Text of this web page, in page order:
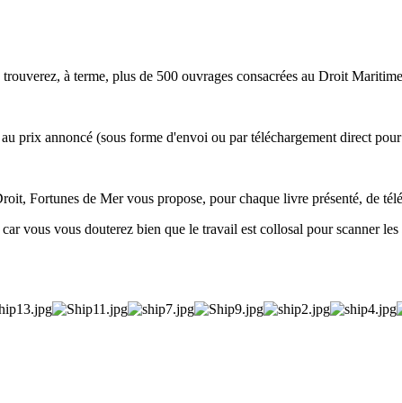
à terme, plus de 500 ouvrages consacrées au Droit
prix annoncé (sous forme d'envoi ou par téléchargement direct
Fortunes de Mer vous propose, pour chaque livre présenté, de
vous vous douterez bien que le travail est collosal pour scanner